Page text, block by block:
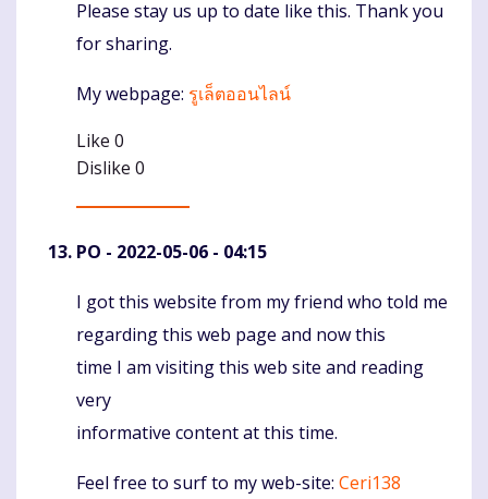
Please stay us up to date like this. Thank you
for sharing.
My webpage: รูเล็ตออนไลน์
Like 0
Dislike 0
PO - 2022-05-06 - 04:15
Komentaras
I got this website from my friend who told me
regarding this web page and now this
time I am visiting this web site and reading
very
informative content at this time.
Feel free to surf to my web-site: Ceri138